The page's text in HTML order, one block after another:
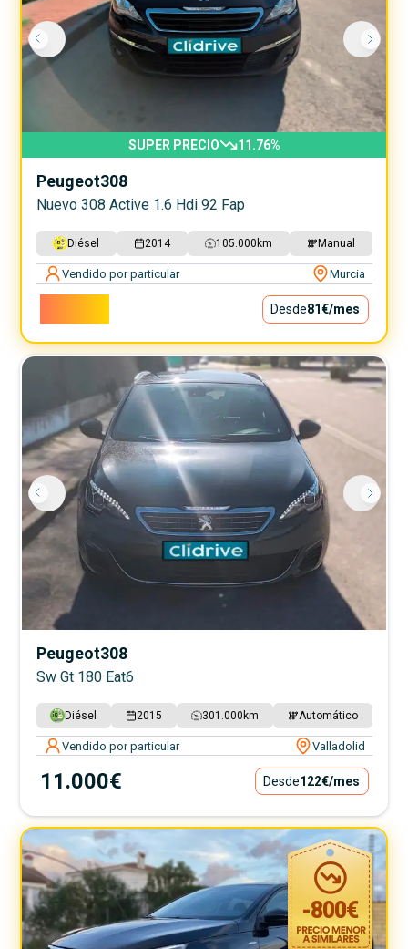
SUPER PRECIO 11.76%
Peugeot308
Nuevo 308 Active 1.6 Hdi 92 Fap
Diésel 2014 105.000 km Manual
Vendido por particular Murcia
Desde81€/mes
Peugeot308
Sw Gt 180 Eat6
Diésel 2015 301.000 km Automático
Vendido por particular Valladolid
11.000€ Desde122€/mes
-800€